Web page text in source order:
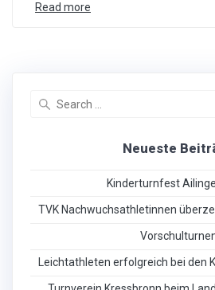
Read more
Neueste
Kinderturnfest
TVK Nachwuchsathletinnen
Leichtathleten erfolgreich bei den